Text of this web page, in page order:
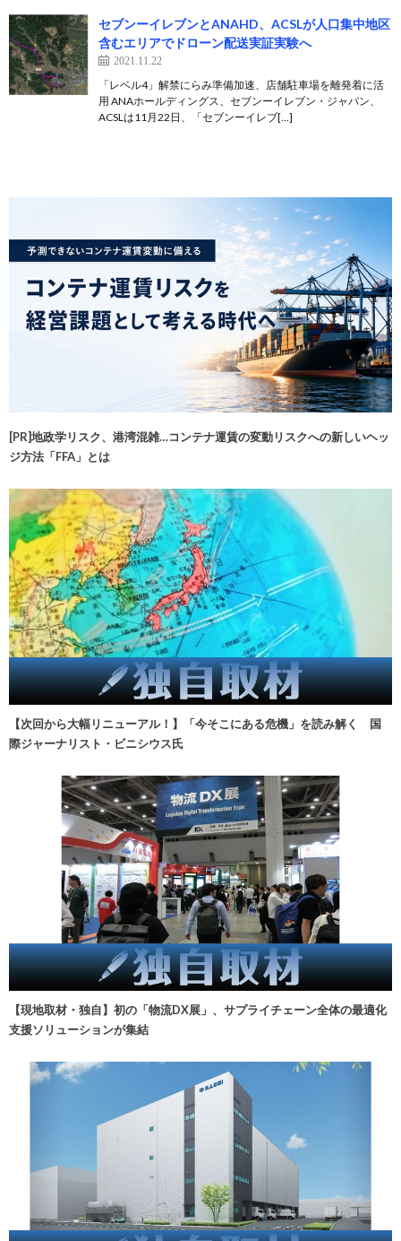
セブンーイレブンとANAHD、ACSLが人口集中地区
含むエリアでドローン配送実証実験へ
2021.11.22
「レベル4」解禁にらみ準備加速、店舗駐車場を離発着に活
用 ANAホールディングス、セブンーイレブン・ジャパン、
ACSLは11月22日、「セブンーイレブ[…]
[PR]地政学リスク、港湾混雑…コンテナ運賃の変動リスクへの新しいヘッ
ジ方法「FFA」とは
【次回から大幅リニューアル！】「今そこにある危機」を読み解く 国
際ジャーナリスト・ビニシウス氏
【現地取材・独自】初の「物流DX展」、サプライチェーン全体の最適化
支援ソリューションが集結